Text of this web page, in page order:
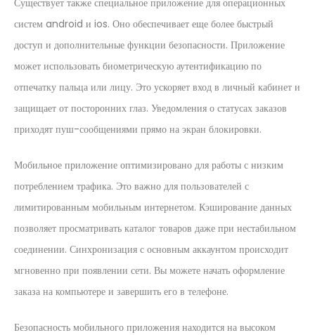
Существует также специальное приложение для операционных
систем android и ios. Оно обеспечивает еще более быстрый
доступ и дополнительные функции безопасности. Приложение
может использовать биометрическую аутентификацию по
отпечатку пальца или лицу. Это ускоряет вход в личный кабинет и
защищает от посторонних глаз. Уведомления о статусах заказов
приходят пуш-сообщениями прямо на экран блокировки.
Мобильное приложение оптимизировано для работы с низким
потреблением трафика. Это важно для пользователей с
лимитированным мобильным интернетом. Кэширование данных
позволяет просматривать каталог товаров даже при нестабильном
соединении. Синхронизация с основным аккаунтом происходит
мгновенно при появлении сети. Вы можете начать оформление
заказа на компьютере и завершить его в телефоне.
Безопасность мобильного приложения находится на высоком